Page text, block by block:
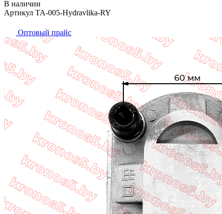
В наличии
Артикул TA-005-Hydravlika-RY
Оптовый прайс